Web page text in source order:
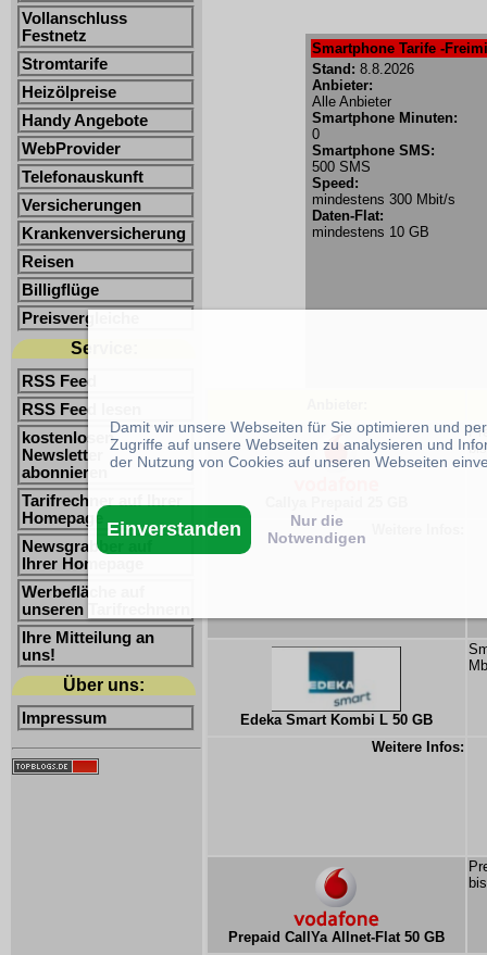
Vollanschluss
Festnetz
Stromtarife
Heizölpreise
Handy Angebote
WebProvider
Telefonauskunft
Versicherungen
Krankenversicherung
Reisen
Billigflüge
Preisvergleiche
Service:
RSS Feed
RSS Feed lesen
kostenlosen
Newsletter
abonnieren
Tarifrechner auf Ihrer
Homepage
Newsgrabber auf
Ihrer Homepage
Werbefläche auf
unseren Tarifrechnern
Ihre Mitteilung an
uns!
Über uns:
Impressum
Smartphone Tarife -
Stand: 8.8.2026
Anbieter:
Alle Anbieter
Smartphone Minuten:
0
Smartphone SMS:
500 SMS
Speed:
mindestens 300 Mbit/s
Daten-Flat:
mindestens 10 GB
Edeka Smart Kombi L 50 GB
Weitere Infos:
Prepaid CallYa Allnet-Flat 50 GB
Damit wir unsere Webseiten für Sie optimieren und
Zugriffe auf unsere Webseiten zu analysieren und
der Nutzung von Cookies auf unseren Webseiten
Einverstanden
Nur die
Notwendigen